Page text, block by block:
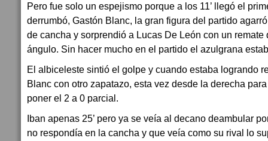
Pero fue solo un espejismo porque a los 11’ llegó el
derrumbó, Gastón Blanc, la gran figura del partido
de cancha y sorprendió a Lucas De León con un remate
ángulo. Sin hacer mucho en el partido el azulgrana
El albiceleste sintió el golpe y cuando estaba logrando
Blanc con otro zapatazo, esta vez desde la derecha
poner el 2 a 0 parcial.
Iban apenas 25’ pero ya se veía al decano deambular
no respondía en la cancha y que veía como su rival lo